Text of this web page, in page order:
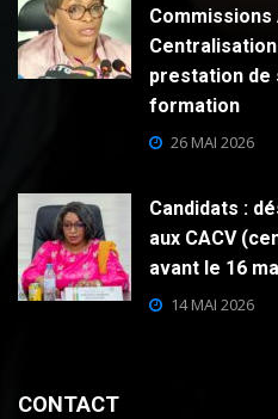
prestation de
formation
26 MAI 2026
Candidats :
aux CACV
avant le 16
14 MAI 2026
CONTACT